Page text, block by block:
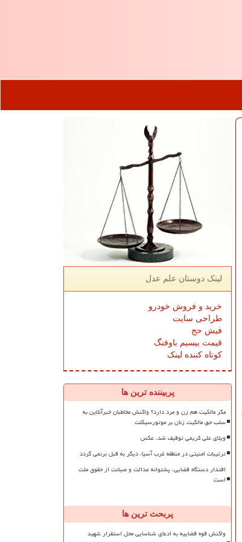
لینک دوستان علم عدل
خرید و فروش خودرو
طراحی سایت
فیش حج
قیمت بیسیم باوفنگ
کوتاه کننده لینک
پربیننده ترین ها
مگر مالکیت هم زن و مرد دارد؟ واکنش مخاطبان خبرآنلاین به
سلب حق مالکیت زنان بر موتورسیکلت
ویلای علی کریمی توقیف شد، عکس
ترتیبات امنیتی در منطقه غرب آسیا، دیگر به قبل برنمی گردد
اقتدار دستگاه قضایی، پشتوانه عدالت و صیانت از حقوق ملت
است
پربحث ترین ها
واکنش قوه قضاییه به ادعای شناسایی محل استقرار شهید